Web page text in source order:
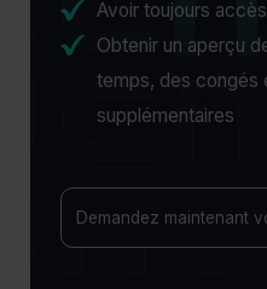
Avoir toujours
Obtenir un aperçu
temps, des congés
supplémentaires
Demandez maintenant